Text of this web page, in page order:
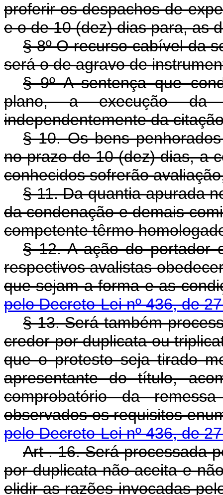
proferir os despachos de
e o de 10 (dez) dias para, as
§ 8º O recurso cabível da
será o de agravo de
§ 9º A sentença que
plano, a execução da
independentemente da
§ 10. Os bens
no prazo de 10 (dez) dias, a
conhecidos sofrerão
§ 11. Da quantia apurada
da condenação e demais
competente têrmo
§ 12. A ação do portador
respectivos avalistas
que sejam a forma e as
pelo Decreto-Lei nº 436, de
§ 13. Será também
credor por duplicata ou
que o protesto seja tirado
apresentante do título,
comprobatório da
observados os
pelo Decreto-Lei nº 436, de
Art . 16. Será processada
por duplicata não aceita e
elidir as razões invocadas